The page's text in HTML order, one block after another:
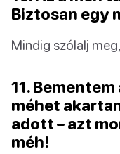
Biztosan egy
Mindig szólalj
11.
méhet
adott – azt
méh!